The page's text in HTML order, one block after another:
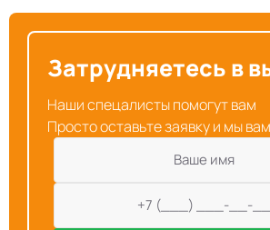
Затрудняетесь в
Наши спецалисты помогут вам
Просто оставьте заявку и мы